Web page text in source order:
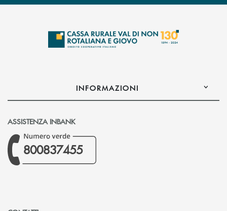
INFORMAZIONI
ASSISTENZA INBANK
800837455